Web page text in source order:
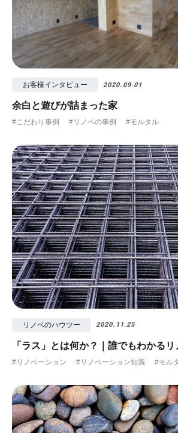
お客様インタビュー 2020.09.01
余白と遊びが詰まった家
#こだわり事例 #リノベの事例 #モルタル
リノベのハウツー 2020.11.25
「ラス」とは何か？｜誰でもわかる
#リノベーション #リノベーション知識 #モル